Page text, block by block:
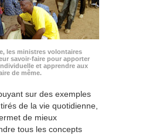
les ministres volontaires
savoir-faire pour apporter
et apprendre aux
de même.
sur des exemples
de la vie quotidienne,
de mieux
tous les concepts